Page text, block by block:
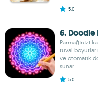
5.0
6. Doodle
Parmağınızı
tuval
ve otomatik
sunar...
5.0